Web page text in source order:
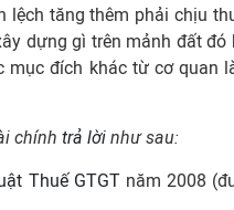
lệch tăng thêm phải chịu
dựng gì trên mảnh đất đó
mục đích khác từ cơ quan
chính trả lời như sau:
Thuế GTGTnăm 2008